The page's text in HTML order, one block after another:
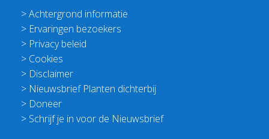
>Achtergrond informatie
> Ervaringen bezoekers
> Privacy beleid
> Cookies
> Disclaimer
> Nieuwsbrief Planten dichterbij
> Doneer
> Schrijf je in voor de Nieuwsbrief